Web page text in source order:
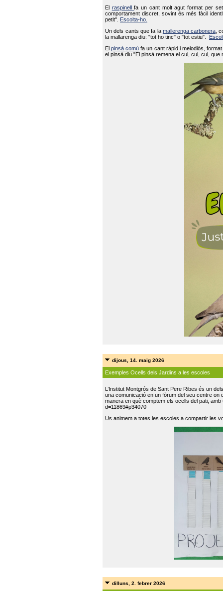
El raspinellfa un cant molt agut format per
comportament discret, sovint és més fàcil
petit".
Escolta-ho.
Un dels cants que fa la mallerenga carbonera ,
la mallarenga diu: "tot ho tinc" o "tot estiu".
Elpinsà comú fa un cant ràpid i melodiós,
el pinsà diu "El pinsà remena el cul, cul, cul,
dijous, 14. maig 2026
Exemples Ocells dels Jardins a les escoles
L’Institut Montgrós de Sant Pere Ribes és un
una comunicació en un fòrum del seu centre on
manera en què comptem els ocells del pati,
d=11869#p34070
Us animem a totes les escoles a compartir les
dilluns, 2. febrer 2026